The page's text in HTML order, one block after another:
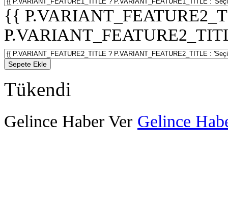
{{
Sepete Ekle
Tükendi
Gelince Haber Ver Gelince